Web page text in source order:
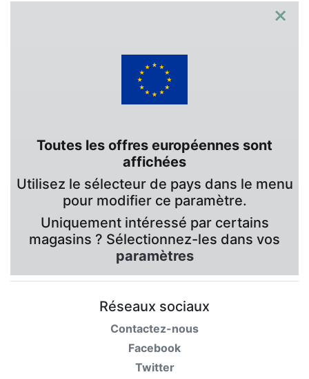
×
Toutes les offres européennes sont
affichées
Utilisez le sélecteur de pays dans le menu
pour modifier ce paramètre.
Uniquement intéressé par certains
magasins ? Sélectionnez-les dans vos
paramètres
Réseaux sociaux
Contactez-nous
Facebook
Twitter